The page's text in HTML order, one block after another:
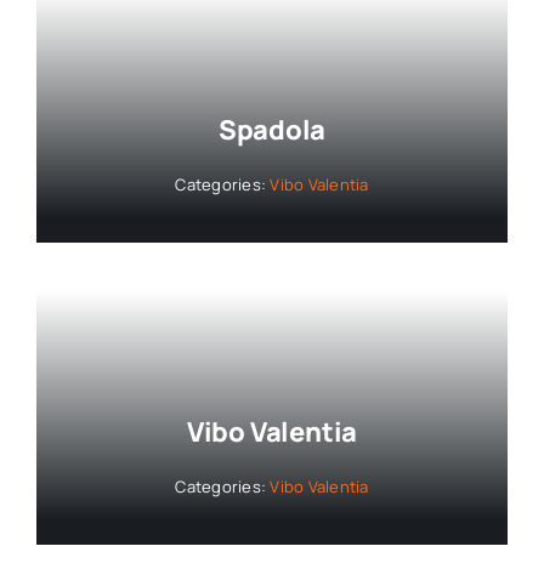
Spadola
Categories:Vibo Valentia
Vibo Valentia
Categories:Vibo Valentia